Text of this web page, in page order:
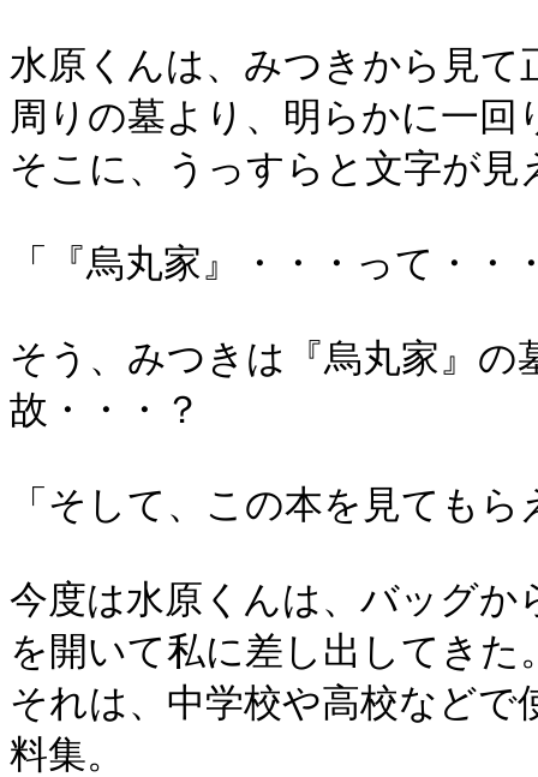
水原くんは、みつきから見て
周りの墓より、明らかに一
そこに、うっすらと文字が見
「『烏丸家』・・・って・・
そう、みつきは『烏丸家』
故・・・？
「そして、この本を見ても
今度は水原くんは、バッグ
を開いて私に差し出してきた
それは、中学校や高校など
料集。